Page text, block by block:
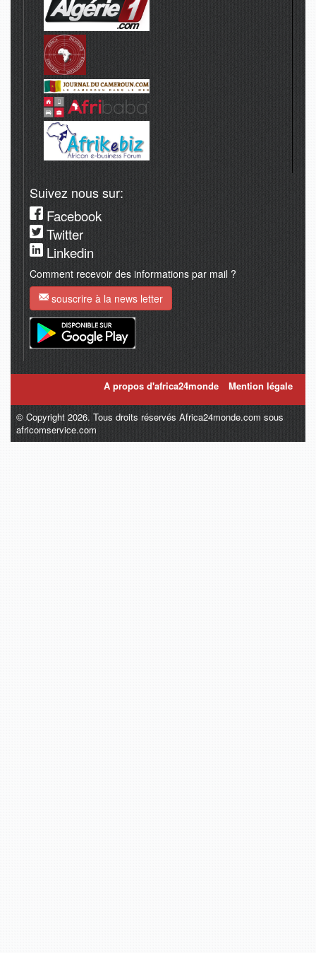
Suivez nous sur:
Facebook
Twitter
Linkedin
Comment recevoir des informations par mail ?
souscrire à la news letter
A propos d'africa24monde Mention légale
© Copyright 2026. Tous droits réservés Africa24monde.com sous
africomservice.com